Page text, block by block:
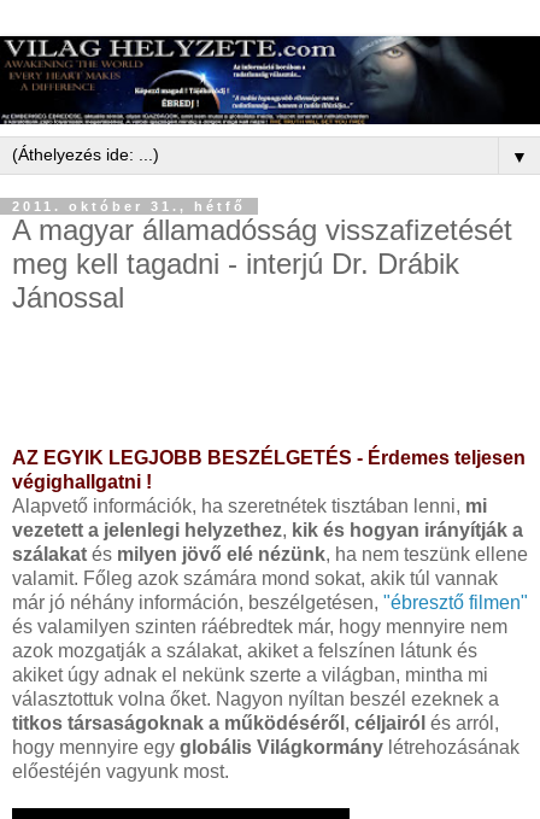
▼
2011. október 31., hétfő
A magyar államadósság visszafizetését
meg kell tagadni - interjú Dr. Drábik
Jánossal
AZ EGYIK LEGJOBB BESZÉLGETÉS - Érdemes teljesen
végighallgatni !
Alapvető információk, ha szeretnétek tisztában lenni, mi
vezetett a jelenlegi helyzethez, kik és hogyan irányítják a
szálakat és milyen jövő elé nézünk, ha nem teszünk ellene
valamit. Főleg azok számára mond sokat, akik túl vannak
már jó néhány információn, beszélgetésen, "ébresztő filmen"
és valamilyen szinten ráébredtek már, hogy mennyire nem
azok mozgatják a szálakat, akiket a felszínen látunk és
akiket úgy adnak el nekünk szerte a világban, mintha mi
választottuk volna őket. Nagyon nyíltan beszél ezeknek a
titkos társaságoknak a működéséről , céljairól és arról,
hogy mennyire egy globális Világkormány létrehozásának
előestéjén vagyunk most.